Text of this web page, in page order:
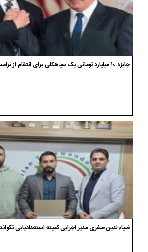
جایزه ۱۰ میلیارد تومانی یک سیاهکلی برای انتقام از ترامپ و نتانیاهو
ضیاءالدین صفری مدیر اجرایی کمیته استعدادیابی